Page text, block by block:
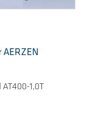
1,0T